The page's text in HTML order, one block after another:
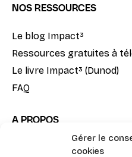
Gérer le
cookies
NOS RESSOURCES
Le blog Impact³
Ressources gratuites à
Le livre Impact³ (Dunod)
FAQ
A PROPOS
Notre mission